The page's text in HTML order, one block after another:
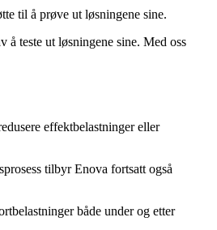
til å prøve ut løsningene sine.
teste ut løsningene sine. Med oss
effektbelastninger eller
tilbyr Enova fortsatt også
både under og etter